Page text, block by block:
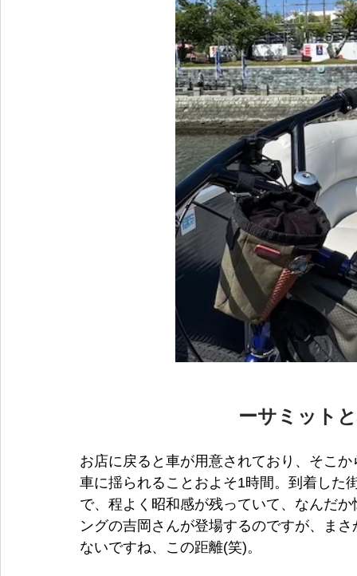
ーサミット
お店に戻ると車が用意されており、そこ
車に揺られることおよそ1時間。到着した
で、程よく昭和感が残っていて、なんだ
ングの吉岡さんが登場するのですが、ま
ないですね、この距離(笑)。